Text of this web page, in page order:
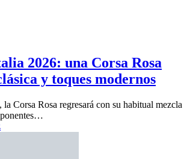
2026: una Corsa Rosa
y toques modernos
Corsa Rosa regresará con su habitual mezcla